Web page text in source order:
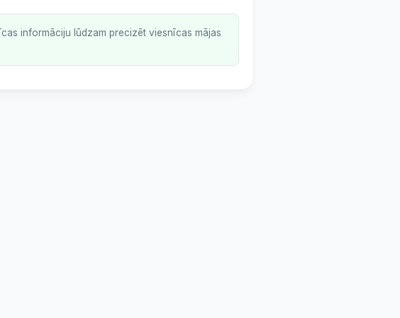
informāciju lūdzam precizēt viesnīcas mājas